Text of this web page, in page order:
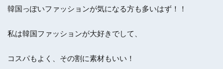
韓国っぽいファッションが気になる方も多いはず！！
私は韓国ファッションが大好きでして、
コスパもよく、その割に素材もいい！